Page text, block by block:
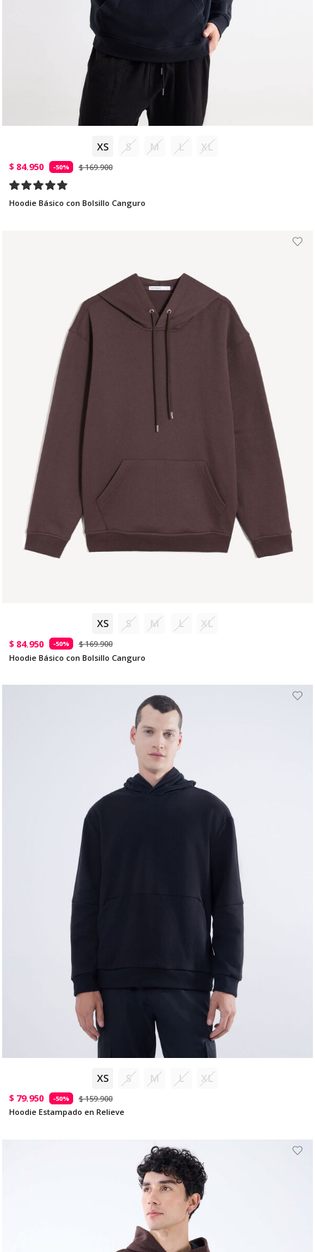
XS S M L XL
$ 84.950 -50% $ 169.900
Hoodie Básico con Bolsillo Canguro
XS S M L XL
$ 84.950 -50%
$ 169.900
Hoodie Básico con Bolsillo Canguro
XS S M L XL
$ 79.950 -50%
$ 159.900
Hoodie Estampado en Relieve